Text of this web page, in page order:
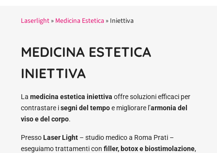
Laserlight » Medicina Estetica » Iniettiva
MEDICINA ESTETICA
INIETTIVA
La medicina estetica iniettiva offre soluzioni efficaci per
contrastare isegni del tempoe migliorare l’armonia del
viso e del corpo.
PressoLaser Light – studio medico a Roma Prati –
eseguiamo trattamenti con filler, botox e biostimolazione,